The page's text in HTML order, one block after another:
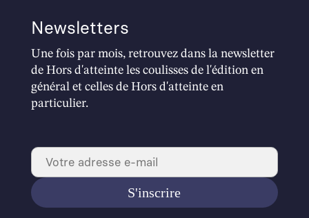
Newsletters
Une fois par mois, retrouvez dans la newsletter
de Hors d'atteinte les coulisses de l'édition en
général et celles de Hors d'atteinte en
particulier.